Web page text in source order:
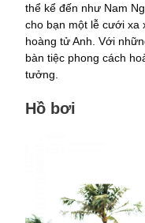
thể kể đến như Nam
cho bạn một lễ cưới xa
hoàng tử Anh. Với
bàn tiệc phong cách
tưởng.
Hồ bơi